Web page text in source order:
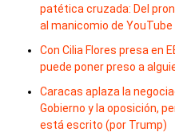
patética cruzada: Del
al manicomio de YouTube
Con Cilia Flores presa en
puede poner preso a
Caracas aplaza la
Gobierno y la oposición,
está escrito (por Trump)